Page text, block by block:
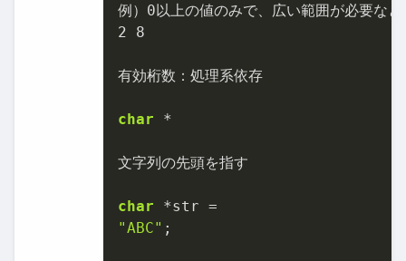
例） 0
2
8
有効桁数：処理系依存
char *
⽂字列の先頭を指す
char
"ABC" ;